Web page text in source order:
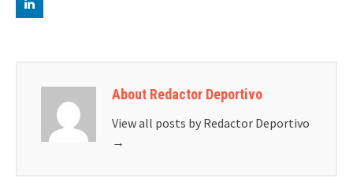
About Redactor Deportivo
View all posts by Redactor Deportivo
→